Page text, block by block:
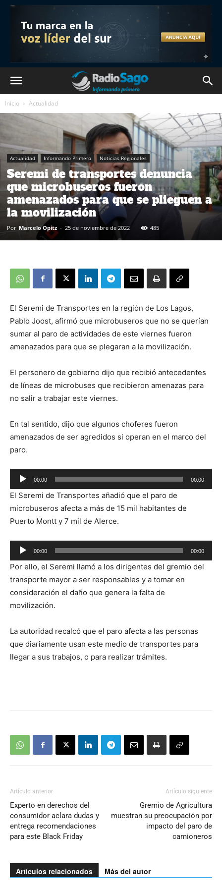
Inicio Actualidad
Actualidad Informando Primero Noticias Regionales
Seremi de transportes denuncia
que microbuseros fueron
amenazados para que se plieguen a
la movilización
Por Marcelo Opitz - 25 de noviembre de 2022 485
El Seremi de Transportes en la región de Los Lagos,
Pablo Joost, afirmó que microbuseros que no se querían
sumar al paro de actividades de este viernes fueron
amenazados para que se plegaran a la movilización.
El personero de gobierno dijo que recibió antecedentes
de líneas de microbuses que recibieron amenazas para
no salir a trabajar este viernes.
En tal sentido, dijo que algunos choferes fueron
amenazados de ser agredidos si operan en el marco del
paro.
Reproductor
de
audio
00:00 00:00
El Seremi de Transportes añadió que el paro de
microbuseros afecta a más de 15 mil habitantes de
Puerto Montt y 7 mil de Alerce.
Reproductor
de
audio
00:00 00:00
Por ello, el Seremi llamó a los dirigentes del gremio del
transporte mayor a ser responsables y a tomar en
consideración el daño que genera la falta de
movilización.
La autoridad recalcó que el paro afecta a las personas
que diariamente usan este medio de transportes para
llegar a sus trabajos, o para realizar trámites.
Artículo anterior
Experto en derechos del
consumidor aclara dudas y
entrega recomendaciones
para este Black Friday
Artículo siguiente
Gremio de Agricultura
muestran su preocupación por
impacto del paro de
camioneros
Artículos relacionados Más del autor